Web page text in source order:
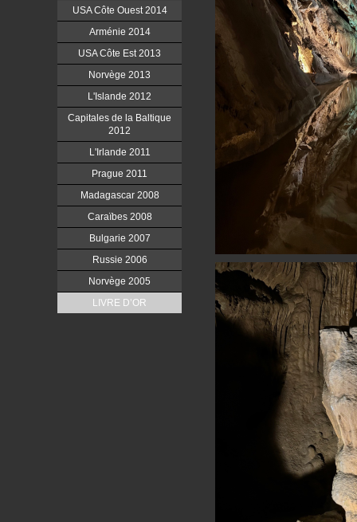
USA Côte Ouest 2014
Arménie 2014
USA Côte Est 2013
Norvège 2013
L'Islande 2012
Capitales de la Baltique
2012
L'Irlande 2011
Prague 2011
Madagascar 2008
Caraïbes 2008
Bulgarie 2007
Russie 2006
Norvège 2005
LIVRE D’OR